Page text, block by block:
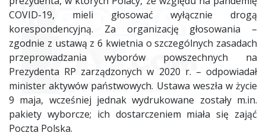
COVID-19, mieli głosować wyłącznie drogą
korespondencyjną. Za organizację głosowania –
zgodnie z ustawą z 6 kwietnia o szczególnych zasadach
przeprowadzania wyborów powszechnych na
Prezydenta RP zarządzonych w 2020 r. – odpowiadał
minister aktywów państwowych. Ustawa weszła w życie
9 maja, wcześniej jednak wydrukowane zostały m.in.
pakiety wyborcze; ich dostarczeniem miała się zająć
Poczta Polska.